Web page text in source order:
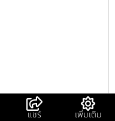
แชร์ เพิ่มเติม